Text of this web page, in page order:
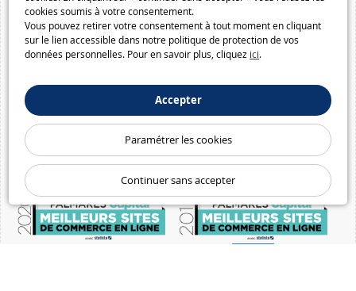
cookies soumis à votre consentement.
Vous pouvez retirer votre consentement à tout moment en cliquant
sur le lien accessible dans notre politique de protection de vos
données personnelles. Pour en savoir plus, cliquez ici.
Accepter
Paramétrer les cookies
Continuer sans accepter